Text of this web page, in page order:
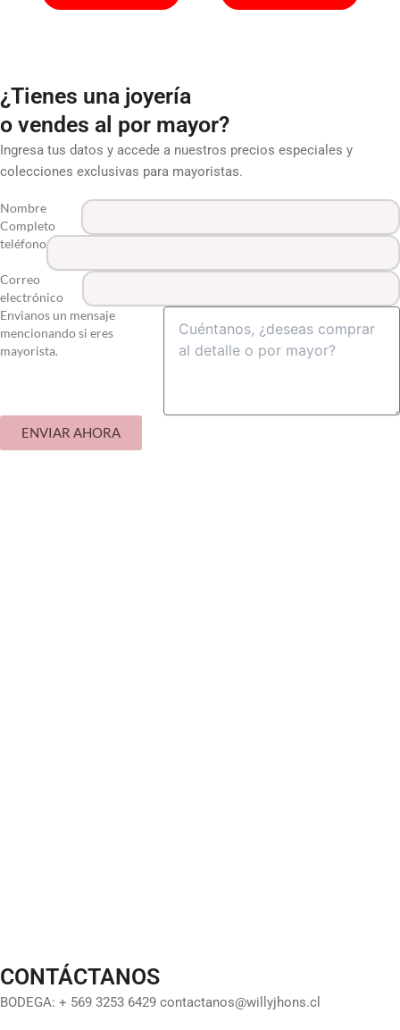
¿Tienes una joyería
o vendes al por mayor?
Ingresa tus datos y accede a nuestros precios especiales y
colecciones exclusivas para mayoristas.
Nombre
Completo
teléfono
Correo
electrónico
Envianos un mensaje
mencionando si eres
mayorista.
ENVIAR AHORA
CONTÁCTANOS
BODEGA: + 569 3253 6429 contactanos@willyjhons.cl